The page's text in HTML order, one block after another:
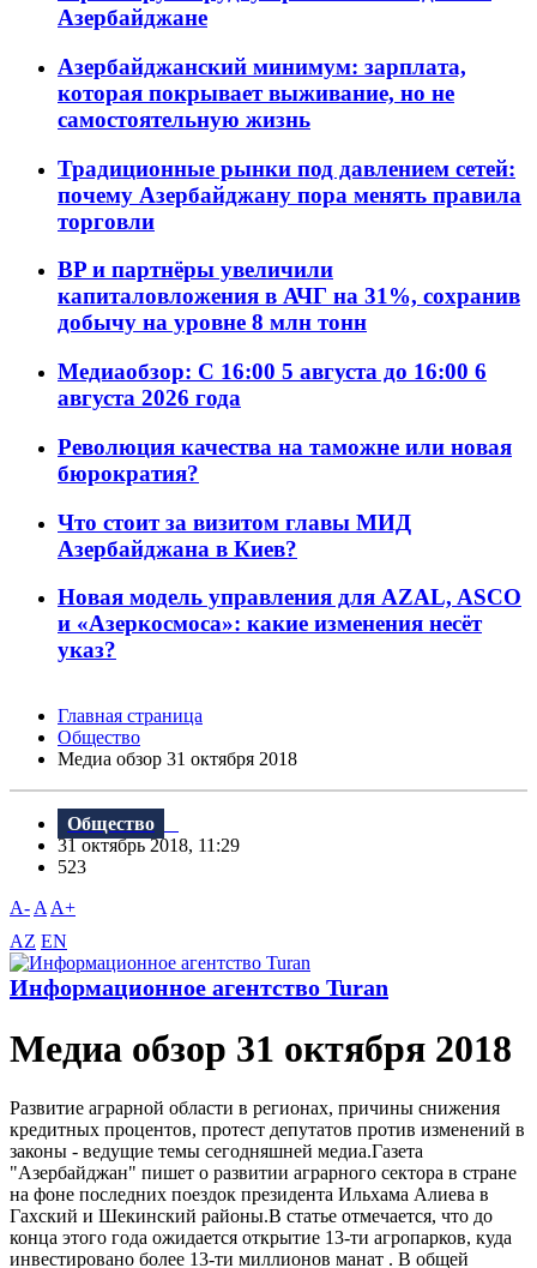
Азербайджане
Азербайджанский минимум: зарплата,
которая покрывает выживание, но не
самостоятельную жизнь
Традиционные рынки под давлением сетей:
почему Азербайджану пора менять правила
торговли
BP и партнёры увеличили
капиталовложения в АЧГ на 31%, сохранив
добычу на уровне 8 млн тонн
Медиаобзор: С 16:00 5 августа до 16:00 6
августа 2026 года
Революция качества на таможне или новая
бюрократия?
Что стоит за визитом главы МИД
Азербайджана в Киев?
Новая модель управления для AZAL, ASCO
и «Азеркосмоса»: какие изменения несёт
указ?
Главная страница
Общество
Meдиа обзор 31 октября 2018
Общество
31 октябрь 2018, 11:29
523
A- A A+
AZ EN
Информационное агентство Turan
Meдиа обзор 31 октября 2018
Развитие аграрной области в регионах, причины снижения
кредитных процентов, протест депутатов против изменений в
законы - ведущие темы сегодняшней медиа.Газета
"Aзербайджан" пишет о развитии аграрного сектора в стране
на фоне последних поездок президента Ильхама Алиева в
Гахский и Шекинский районы.B статье отмечается, что до
конца этого года ожидается открытие 13-ти агропарков, куда
инвестировано более 13-ти миллионов манат . B общей